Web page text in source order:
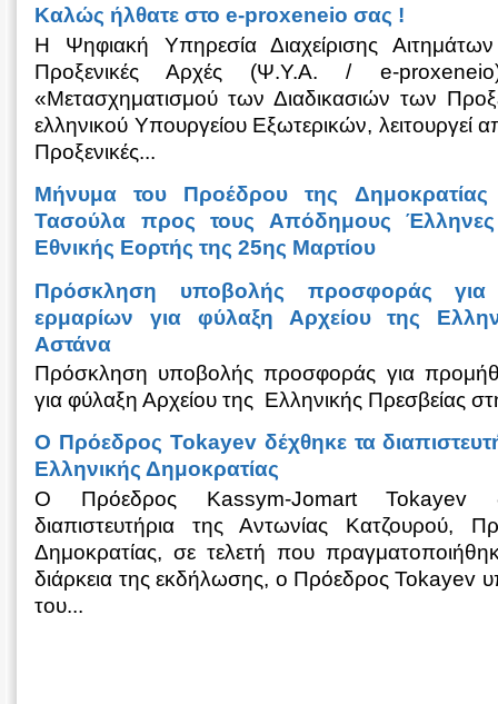
Καλώς ήλθατε στο e-proxeneio σας !
Η Ψηφιακή Υπηρεσία Διαχείρισης
Προξενικές Αρχές (Ψ.Υ.Α. / e-
«Μετασχηματισμού των Διαδικασιών των
ελληνικού Υπουργείου Εξωτερικών, λειτουργεί
Προξενικές...
Μήνυμα του Προέδρου της
Τασούλα προς τους Απόδημους Έλληνες
Εθνικής Εορτής της 25ης Μαρτίου
Πρόσκληση υποβολής προσφοράς για
ερμαρίων για φύλαξη Αρχείου της
Αστάνα
Πρόσκληση υποβολής προσφοράς για
για φύλαξη Αρχείου της Ελληνικής Πρεσβείας
Ο Πρόεδρος Tokayev δέχθηκε τα
Ελληνικής Δημοκρατίας
Ο Πρόεδρος Kassym-Jomart Tokayev
διαπιστευτήρια της Αντωνίας Κατζουρού,
Δημοκρατίας, σε τελετή που
διάρκεια της εκδήλωσης, ο Πρόεδρος Tokayev
του...